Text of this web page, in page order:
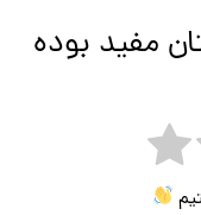
مفید بوده